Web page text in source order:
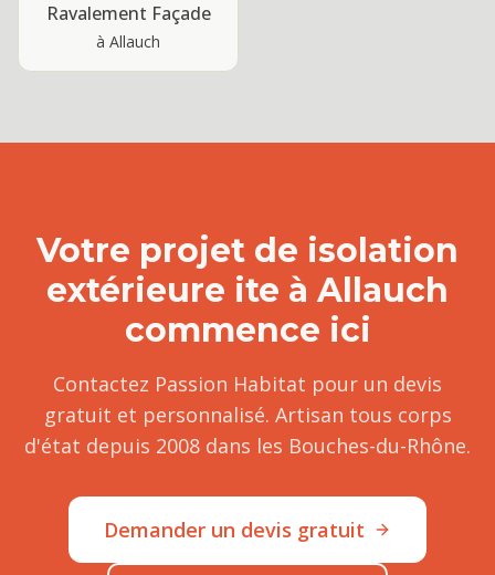
Ravalement Façade
à Allauch
Votre projet de isolation
extérieure ite à Allauch
commence ici
Contactez Passion Habitat pour un devis
gratuit et personnalisé. Artisan tous corps
d'état depuis 2008 dans les Bouches-du-Rhône.
Demander un devis gratuit